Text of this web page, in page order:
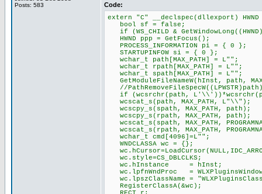
Posts: 583
Code:
extern "C" __declspec(dllexport)
bool sf = false;
if (WS_CHILD &
HWND ppp = GetFocus();
PROCESS_INFORMATION pi = { 0 };
STARTUPINFOW si = { 0 };
wchar_t path[MAX_PATH] = L"";
wchar_t rpath[MAX_PATH] = L"";
wchar_t spath[MAX_PATH] = L"";
GetModuleFileNameW(hInst, path,
//
if (wcsrchr(path,
wcscat_s(path, MAX_PATH, L"\\");
wcscpy_s(spath, MAX_PATH, path);
wcscpy_s(rpath, MAX_PATH, path);
wcscat_s(spath, MAX_PATH,
wcscat_s(rpath, MAX_PATH,
wchar_t cmd[4096]=L"";
WNDCLASSA wc = {};
wc.style=CS_DBLCLKS;
wc.hInstance = hInst;
wc.lpfnWndProc =
wc.lpszClassName =
RegisterClassA(&wc);